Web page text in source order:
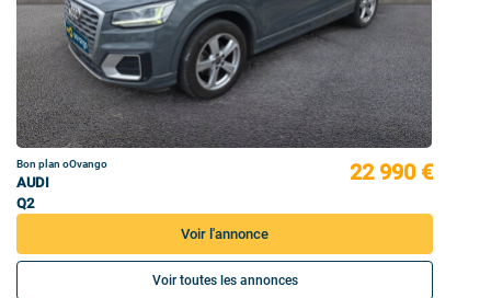
Bon plan oOvango
AUDI
Q2
22 990 €
Voir l'annonce
Voir toutes les annonces